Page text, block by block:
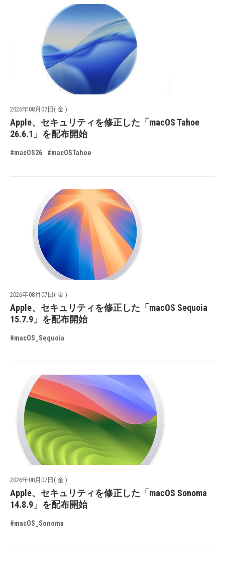
2026年08月07日( 金 )
Apple、セキュリティを修正した「macOS Tahoe
26.6.1」を配布開始
#macOS26 #macOSTahoe
2026年08月07日( 金 )
Apple、セキュリティを修正した「macOS Sequoia
15.7.9」を配布開始
#macOS_Sequoia
2026年08月07日( 金 )
Apple、セキュリティを修正した「macOS Sonoma
14.8.9」を配布開始
#macOS_Sonoma